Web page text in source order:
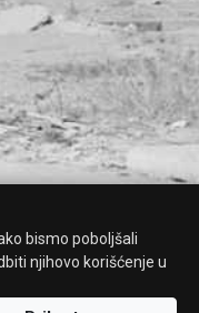
bismo poboljšali
njihovo korišćenje u